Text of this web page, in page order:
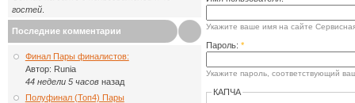
гостей
Последние комментарии
Финал Пары финалистов:
Автор: Runia
44 недели 5 часовназад
Полуфинал (Топ4) Пары
Укажите ваше имя на сайте
Пароль: *
Укажите пароль, соответствующий
КАПЧА